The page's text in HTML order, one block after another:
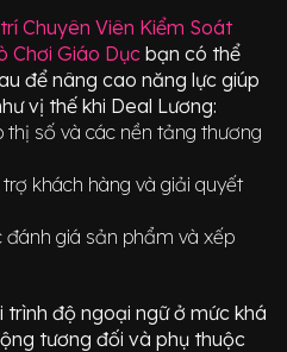
Chuyên Viên Kiểm Soát
Chơi Giáo Dục bạn có thể
để nâng cao năng lực giúp
vị thế khi Deal Lương:
thị số và các nền tảng thương
khách hàng và giải quyết
đánh giá sản phẩm và xếp
trình độ ngoại ngữ ở mứckhá
tương đối và phụ thuộc